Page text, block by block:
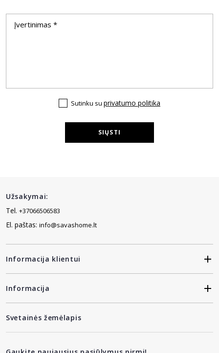
Sutinku su privatumo politika
SIŲSTI
Užsakymai:
Tel. +37066506583
El. paštas: info@savashome.lt
Informacija klientui
Informacija
Svetainės žemėlapis